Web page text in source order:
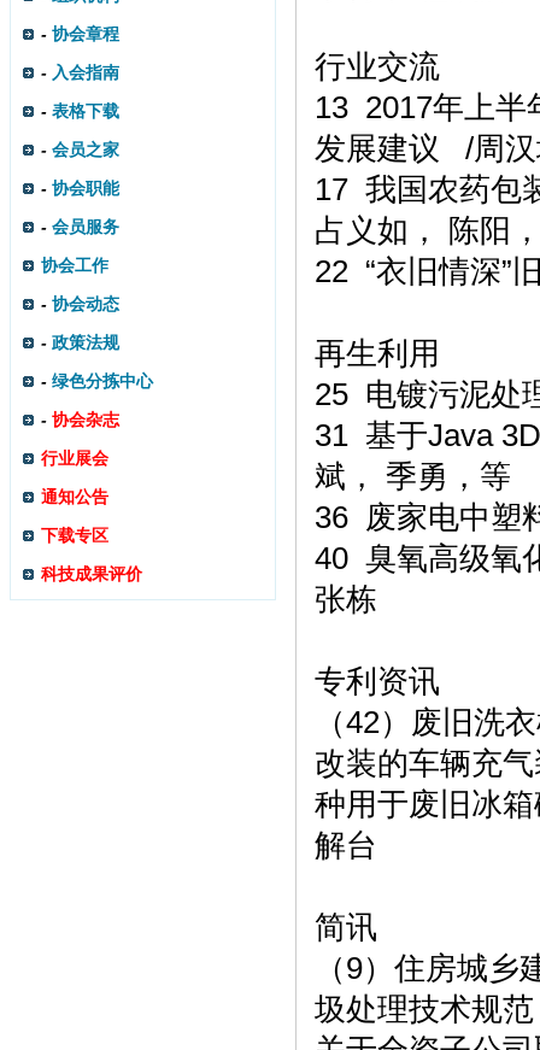
- 协会章程
- 入会指南
- 表格下载
- 会员之家
- 协会职能
- 会员服务
协会工作
- 协会动态
- 政策法规
- 绿色分拣中心
- 协会杂志
行业展会
通知公告
下载专区
科技成果评价
行业交流
13 2017年上半
发展建议 /周
17 我国农药包
占义如， 陈阳
22 “衣旧情深”
再生利用
25 电镀污泥处
31 基于Java
斌， 季勇，等
36 废家电中塑
40 臭氧高级氧
张栋
专利资讯
（42）废旧洗
改装的车辆充
种用于废旧冰
解台
简讯
（9）住房城
圾处理技术规